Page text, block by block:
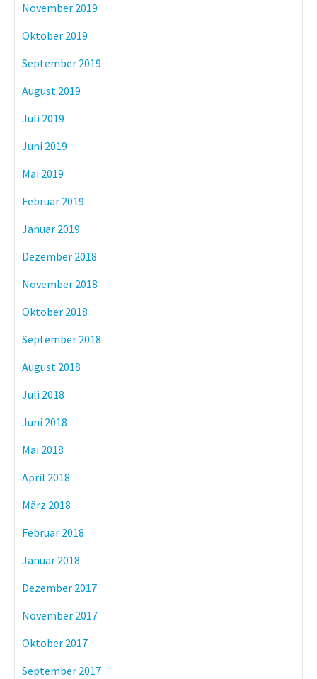
November 2019
Oktober 2019
September 2019
August 2019
Juli 2019
Juni 2019
Mai 2019
Februar 2019
Januar 2019
Dezember 2018
November 2018
Oktober 2018
September 2018
August 2018
Juli 2018
Juni 2018
Mai 2018
April 2018
März 2018
Februar 2018
Januar 2018
Dezember 2017
November 2017
Oktober 2017
September 2017